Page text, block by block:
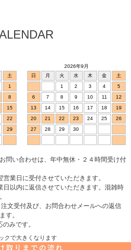
土
1
8
15
22
29
2026年9月
日
月 火 水 木 金
土
1
2 3 4
5
6
7 8 9 10 11
12
13
14 15 16 17 18
19
20
21 22 23 24 25
26
27
28 29 30
問い合わせは、年中無休・２４時間受け付
業日に受付させていただきます。
日以内に返信させていただきます。混雑時
。
文受付及び、お問合わせメールへの返信
す。
みです。
クで大きくなります